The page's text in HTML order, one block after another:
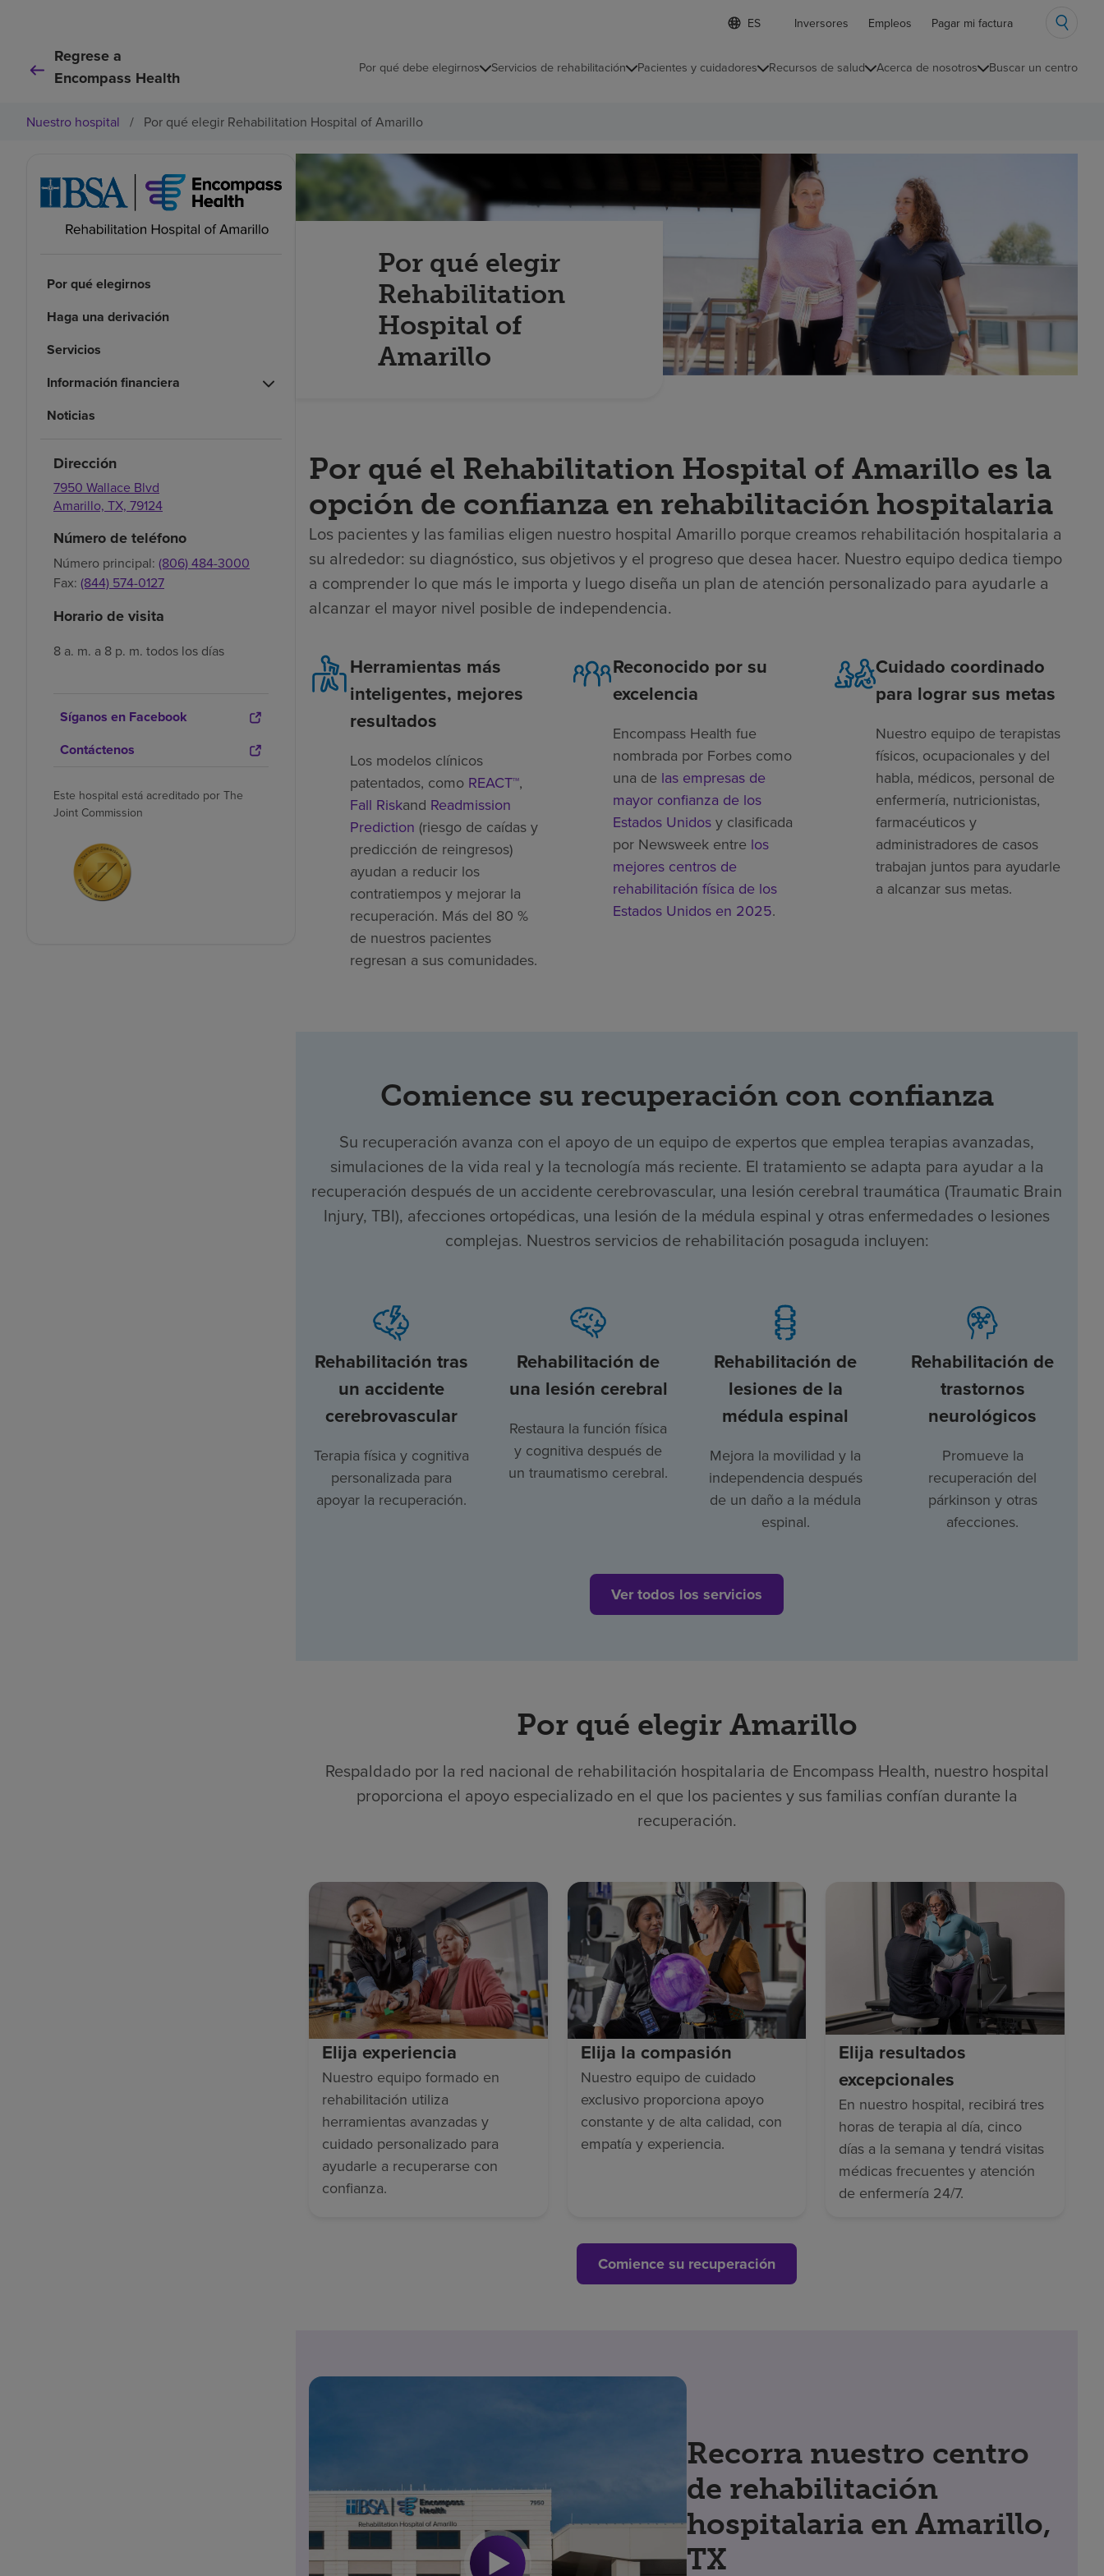
Lista
de
contraída
d
o
m
e
o
Inversores Empleos Pagar mi factura
Regrese a
Encompass Health
Por qué debe elegirnos Servicios de rehabilitación Pacientes y cuidadores Recursos de salud Acerca de nosotros Buscar un centro
Nuestro hospital / Por qué elegir Rehabilitation Hospital of Amarillo
Por qué elegirnos
Haga una derivación
Servicios
Información financiera
Noticias
Dirección
7950 Wallace Blvd
Amarillo, TX, 79124
Número de teléfono
Número principal: (806) 484-3000
Fax: (844) 574-0127
Horario de visita
8 a. m. a 8 p. m. todos los días
Síganos en Facebook
Contáctenos
Este hospital está acreditado por The
Joint Commission
Por qué elegir
Rehabilitation
Hospital of
Amarillo
Por qué el Rehabilitation Hospital of Amarillo es la
opción de confianza en rehabilitación hospitalaria
Los pacientes y las familias eligen nuestro hospital Amarillo porque creamos rehabilitación hospitalaria a
su alrededor: su diagnóstico, sus objetivos y el progreso que desea hacer. Nuestro equipo dedica tiempo
a comprender lo que más le importa y luego diseña un plan de atención personalizado para ayudarle a
alcanzar el mayor nivel posible de independencia.
Herramientas más
inteligentes, mejores
resultados
Los modelos clínicos
patentados, como REACT™,
Fall Riskand Readmission
Prediction (riesgo de caídas y
predicción de reingresos)
ayudan a reducir los
contratiempos y mejorar la
recuperación. Más del 80 %
de nuestros pacientes
regresan a sus comunidades.
Reconocido por su
excelencia
Encompass Health fue
nombrada por Forbes como
una de las empresas de
mayor confianza de los
Estados Unidos y clasificada
por Newsweek entre los
mejores centros de
rehabilitación física de los
Estados Unidos en 2025.
Cuidado coordinado
para lograr sus metas
Nuestro equipo de terapistas
físicos, ocupacionales y del
habla, médicos, personal de
enfermería, nutricionistas,
farmacéuticos y
administradores de casos
trabajan juntos para ayudarle
a alcanzar sus metas.
Comience su recuperación con confianza
Su recuperación avanza con el apoyo de un equipo de expertos que emplea terapias avanzadas,
simulaciones de la vida real y la tecnología más reciente. El tratamiento se adapta para ayudar a la
recuperación después de un accidente cerebrovascular, una lesión cerebral traumática (Traumatic Brain
Injury, TBI), afecciones ortopédicas, una lesión de la médula espinal y otras enfermedades o lesiones
complejas. Nuestros servicios de rehabilitación posaguda incluyen:
Rehabilitación tras
un accidente
cerebrovascular
Terapia física y cognitiva
personalizada para
apoyar la recuperación.
Rehabilitación de
una lesión cerebral
Restaura la función física
y cognitiva después de
un traumatismo cerebral.
Rehabilitación de
lesiones de la
médula espinal
Mejora la movilidad y la
independencia después
de un daño a la médula
espinal.
Rehabilitación de
trastornos
neurológicos
Promueve la
recuperación del
párkinson y otras
afecciones.
Ver todos los servicios
Por qué elegir Amarillo
Respaldado por la red nacional de rehabilitación hospitalaria de Encompass Health, nuestro hospital
proporciona el apoyo especializado en el que los pacientes y sus familias confían durante la
recuperación.
Elija experiencia
Nuestro equipo formado en
rehabilitación utiliza
herramientas avanzadas y
cuidado personalizado para
ayudarle a recuperarse con
confianza.
Elija la compasión
Nuestro equipo de cuidado
exclusivo proporciona apoyo
constante y de alta calidad, con
empatía y experiencia.
Elija resultados
excepcionales
En nuestro hospital, recibirá tres
horas de terapia al día, cinco
días a la semana y tendrá visitas
médicas frecuentes y atención
de enfermería 24/7.
Comience su recuperación
Recorra nuestro centro
de rehabilitación
hospitalaria en Amarillo,
TX